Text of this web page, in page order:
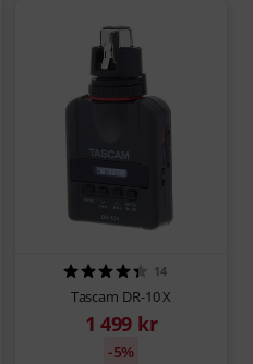
14
Tascam DR-10 X
1 499 kr
-5%